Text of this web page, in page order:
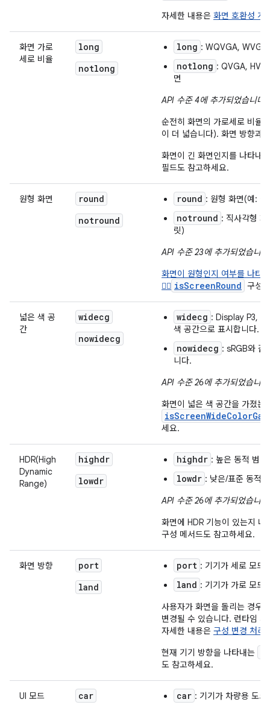
자세한 내용은 화면 호환성 개
화면 가로
세로 비율
long
notlong
long : WQVGA,
notlong : QVGA,
면
API 수준 4에 추가되었습니다
순전히 화면의 가로세로 비율
이 더 넓습니다). 화면 방향과
화면이 긴 화면인지를 나타내
필드도 참고하세요.
원형 화면
round
notround
round : 원형 화면(예:
notround : 직사각형
릿)
API 수준 23에 추가되었습니다
화면이 원형인지 여부를 나타
 isScreenRound 구성
넓은 색 공
간
widecg
nowidecg
widecg : Display P3,
색 공간으로 표시합니다.
nowidecg : sRGB와 같
니다.
API 수준 26에 추가되었습니다
화면이 넓은 색 공간을 가졌는
세요.
HDR(High
Dynamic
Range)
highdr
lowdr
highdr : 높은 동적 범
lowdr : 낮은/표준 동적
API 수준 26에 추가되었습니다
화면에 HDR 기능이 있는지 나
구성 메서드도 참고하세요.
화면 방향
port
land
port : 기기가 세로 모드
land : 기기가 가로 모드
사용자가 화면을 돌리는 경우
변경될 수 있습니다. 런타임
자세한 내용은 구성 변경 처리
현재 기기 방향을 나타내는
도 참고하세요.
UI 모드
car
car : 기기가 차량용 도